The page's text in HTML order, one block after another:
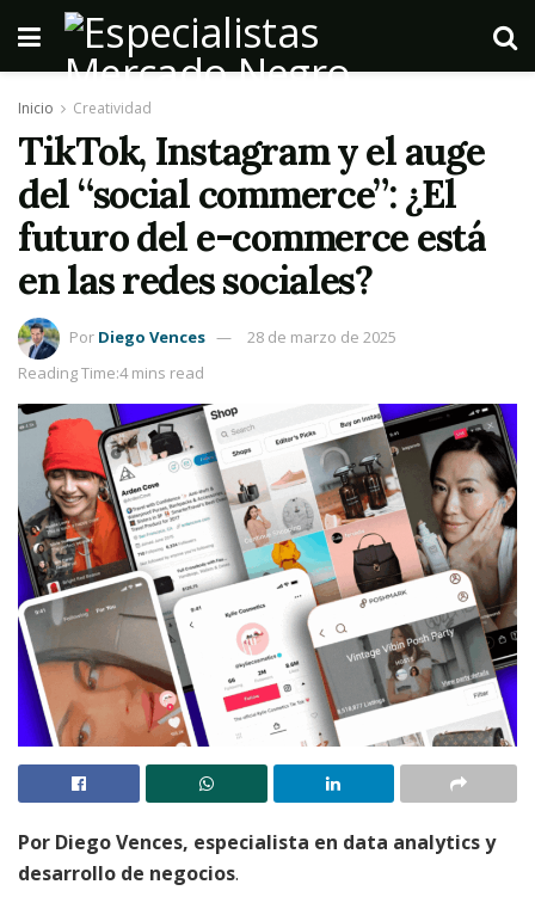
Inicio Creatividad
TikTok, Instagram y el auge
del “social commerce”: ¿El
futuro del e-commerce está
en las redes sociales?
Por Diego Vences
28 de marzo de 2025
Reading Time:4 mins read
Por Diego Vences, especialista en data analytics y
desarrollo de negocios.